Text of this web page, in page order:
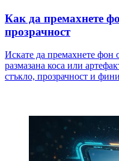
Как да премахнете
прозрачност
Искате да премахнете фон
размазана коса или
стъкло, прозрачност и